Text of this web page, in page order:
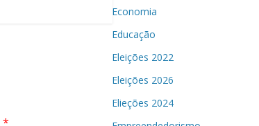
*
Economia
Educação
Eleições 2022
Eleições 2026
Elieções 2024